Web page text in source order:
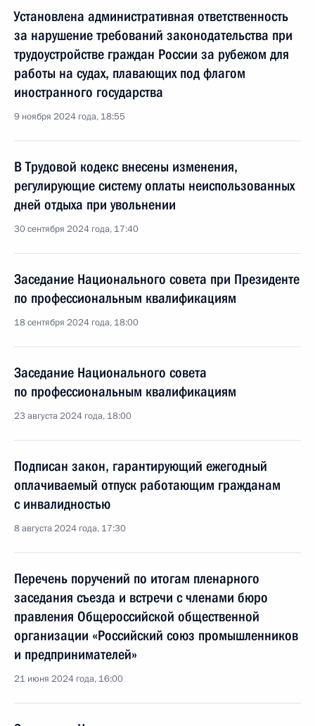
Установлена административная ответственность
за нарушение требований законодательства при
трудоустройстве граждан России за рубежом для
работы на судах, плавающих под флагом
иностранного государства
9 ноября 2024 года, 18:55
В Трудовой кодекс внесены изменения,
регулирующие систему оплаты неиспользованных
дней отдыха при увольнении
30 сентября 2024 года, 17:40
Заседание Национального совета при Президенте
по профессиональным квалификациям
18 сентября 2024 года, 18:00
Заседание Национального совета
по профессиональным квалификациям
23 августа 2024 года, 18:00
Подписан закон, гарантирующий ежегодный
оплачиваемый отпуск работающим гражданам
с инвалидностью
8 августа 2024 года, 17:30
Перечень поручений по итогам пленарного
заседания съезда и встречи с членами бюро
правления Общероссийской общественной
организации «Российский союз промышленников
и предпринимателей»
21 июня 2024 года, 16:00